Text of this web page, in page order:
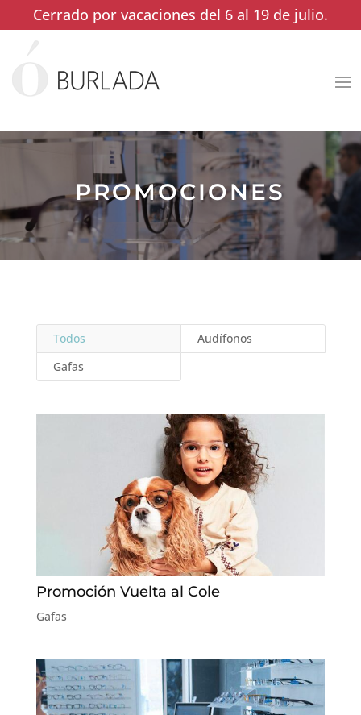
Cerrado por vacaciones del 6 al 19 de julio.
PROMOCIONES
Todos
Audífonos
Gafas
Promoción Vuelta al Cole
Gafas